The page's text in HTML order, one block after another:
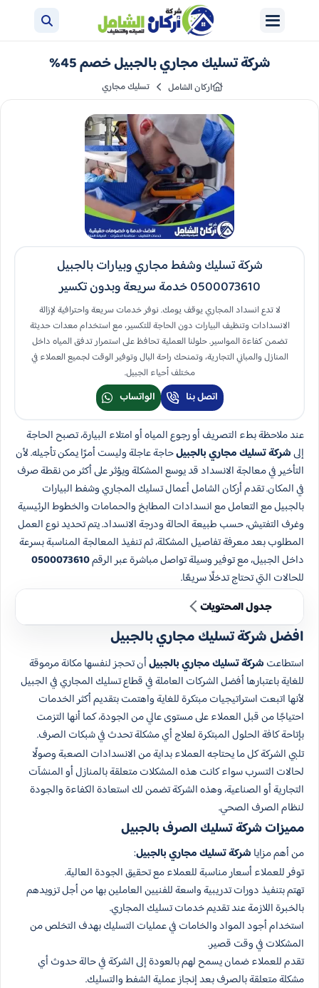
شركة تسليك مجاري بالجبيل خصم 45%
اركان الشامل تسليك مجاري
شركة تسليك وشفط مجاري وبيارات بالجبيل
0500073610 خدمة سريعة وبدون تكسير
لا تدع انسداد المجاري يوقف يومك. نوفر خدمات سريعة واحترافية لإزالة
الانسدادات وتنظيف البيارات دون الحاجة للتكسير، مع استخدام معدات حديثة
تضمن كفاءة المواسير. حلولنا العملية تحافظ على استمرار تدفق المياه داخل
المنازل والمباني التجارية، وتمنحك راحة البال وتوفير الوقت لجميع العملاء في
مختلف أحياء الجبيل.
اتصل بنا الواتساب
عند ملاحظة بطء التصريف أو رجوع المياه أو امتلاء البيارة، تصبح الحاجة
إلىشركة تسليك مجاري بالجبيلحاجة عاجلة وليست أمرًا يمكن تأجيله. لأن
التأخير في معالجة الانسداد قد يوسع المشكلة ويؤثر على أكثر من نقطة صرف
في المكان. تقدم أركان الشامل أعمال تسليك المجاري وشفط البيارات
بالجبيل مع التعامل مع انسدادات المطابخ والحمامات والخطوط الرئيسية
وغرف التفتيش، حسب طبيعة الحالة ودرجة الانسداد. يتم تحديد نوع العمل
المطلوب بعد معرفة تفاصيل المشكلة، ثم تنفيذ المعالجة المناسبة بسرعة
داخل الجبيل، مع توفير وسيلة تواصل مباشرة عبر الرقم0500073610
للحالات التي تحتاج تدخلًا سريعًا.
جدول المحتويات
افضل شركة تسليك مجاري بالجبيل
استطاعت شركة تسليك مجاري بالجبيلأن تحجز لنفسها مكانة مرموقة
للغاية باعتبارها أفضل الشركات العاملة في قطاع تسليك المجاري في الجبيل
لأنها اتبعت استراتيجيات مبتكرة للغاية واهتمت بتقديم أكثر الخدمات
احتياجًا من قبل العملاء على مستوى عالي من الجودة، كما أنها التزمت
بإتاحة كافة الحلول المبتكرة لعلاج أي مشكلة تحدث في شبكات الصرف.
تلبي الشركة كل ما يحتاجه العملاء بداية من الانسدادات الصعبة وصولًا
لحالات التسرب سواء كانت هذه المشكلات متعلقة بالمنازل أو المنشآت
التجارية أو الصناعية، وهذه الشركة تضمن لك استعادة الكفاءة والجودة
لنظام الصرف الصحي.
مميزات شركة تسليك الصرف بالجبيل
من أهم مزايا شركة تسليك مجاري بالجبيل:
توفر للعملاء أسعار مناسبة للعملاء مع تحقيق الجودة العالية.
تهتم بتنفيذ دورات تدريبية واسعة للفنيين العاملين بها من أجل تزويدهم
بالخبرة اللازمة عند تقديم خدمات تسليك المجاري.
استخدام أجود المواد والخامات في عمليات التسليك بهدف التخلص من
المشكلات في وقت قصير.
تقدم للعملاء ضمان يسمح لهم بالعودة إلى الشركة في حالة حدوث أي
مشكلة متعلقة بالصرف بعد إنجاز عملية الشفط والتسليك.